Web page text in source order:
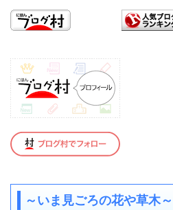
～いま見ごろの花や草木～